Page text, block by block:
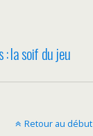
: la soif du jeu
Retour au début